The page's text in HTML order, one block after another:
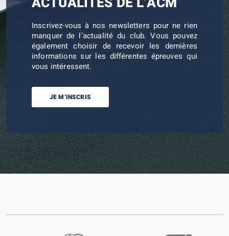
Inscrivez-vous à nos newsletters pour ne rien
manquer de l’actualité du club. Vous pouvez
également choisir de recevoir les dernières
informations sur les différentes épreuves qui
vous intéressent.
JE M’INSCRIS